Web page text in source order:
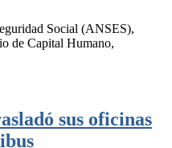
Social (ANSES),
de Capital Humano,
sus oficinas